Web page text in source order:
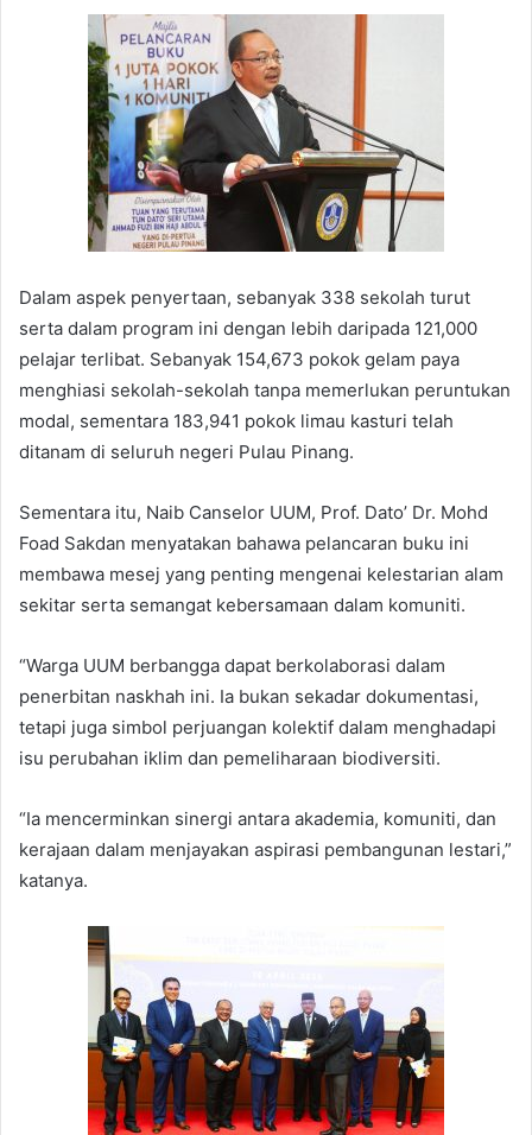
Dalam aspek penyertaan, sebanyak 338 sekolah turut
serta dalam program ini dengan lebih daripada 121,000
pelajar terlibat. Sebanyak 154,673 pokok gelam paya
menghiasi sekolah-sekolah tanpa memerlukan peruntukan
modal, sementara 183,941 pokok limau kasturi telah
ditanam di seluruh negeri Pulau Pinang.
Sementara itu, Naib Canselor UUM, Prof. Dato’ Dr. Mohd
Foad Sakdan menyatakan bahawa pelancaran buku ini
membawa mesej yang penting mengenai kelestarian alam
sekitar serta semangat kebersamaan dalam komuniti.
“Warga UUM berbangga dapat berkolaborasi dalam
penerbitan naskhah ini. Ia bukan sekadar dokumentasi,
tetapi juga simbol perjuangan kolektif dalam menghadapi
isu perubahan iklim dan pemeliharaan biodiversiti.
“Ia mencerminkan sinergi antara akademia, komuniti, dan
kerajaan dalam menjayakan aspirasi pembangunan lestari,”
katanya.